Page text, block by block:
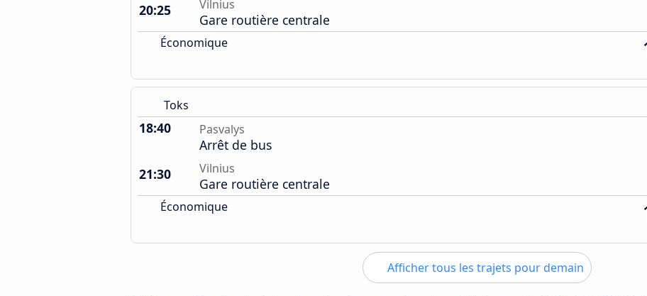
20:25
Vilnius
Gare routière centrale
Économique
Toks
18:40 Pasvalys
Arrêt de bus
21:30
Vilnius
Gare routière centrale
Économique
Afficher tous les trajets pour demain